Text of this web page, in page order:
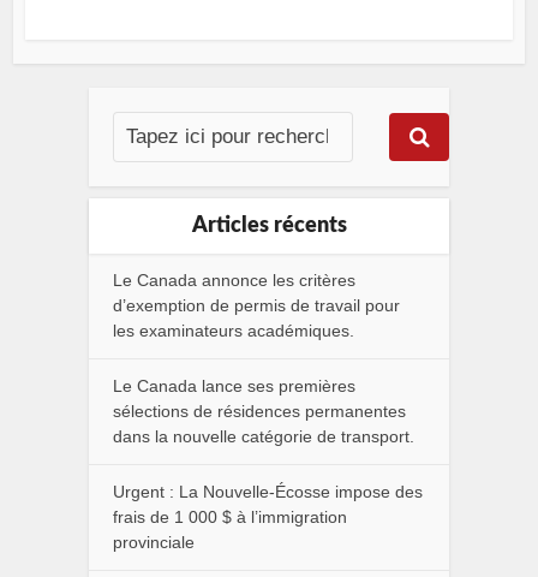
Articles récents
Le Canada annonce les critères
d’exemption de permis de travail pour
les examinateurs académiques.
Le Canada lance ses premières
sélections de résidences permanentes
dans la nouvelle catégorie de transport.
Urgent : La Nouvelle-Écosse impose des
frais de 1 000 $ à l’immigration
provinciale